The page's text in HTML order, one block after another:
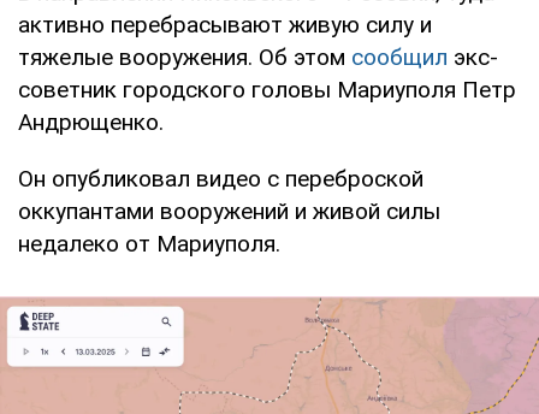
активно перебрасывают живую силу и
тяжелые вооружения. Об этом сообщил экс-
советник городского головы Мариуполя Петр
Андрющенко.
Он опубликовал видео с переброской
оккупантами вооружений и живой силы
недалеко от Мариуполя.